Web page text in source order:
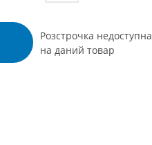
Розстрочка недоступна
на даний товар